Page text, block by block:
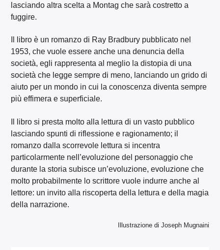
lasciando altra scelta a Montag che sarà costretto a
fuggire.
Il libro è un romanzo di Ray Bradbury pubblicato nel
1953, che vuole essere anche una denuncia della
società, egli rappresenta al meglio la distopia di una
società che legge sempre di meno, lanciando un grido di
aiuto per un mondo in cui la conoscenza diventa sempre
più effimera e superficiale.
Il libro si presta molto alla lettura di un vasto pubblico
lasciando spunti di riflessione e ragionamento; il
romanzo dalla scorrevole lettura si incentra
particolarmente nell’evoluzione del personaggio che
durante la storia subisce un’evoluzione, evoluzione che
molto probabilmente lo scrittore vuole indurre anche al
lettore: un invito alla riscoperta della lettura e della magia
della narrazione.
Illustrazione di Joseph Mugnaini